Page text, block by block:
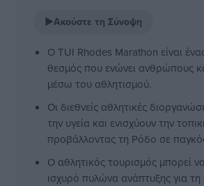
▶Ακούστε τη Σύνοψη
Ο TUI Rhodes Marathon είναι
θεσμός που ενώνει ανθρώπους
μέσω του αθλητισμού.
Οι διεθνείς αθλητικές
την υγεία και ενισχύουν την
προβάλλοντας τη Ρόδο σε
Ο αθλητικός τουρισμός μπορεί
ισχυρό πυλώνα ανάπτυξης για